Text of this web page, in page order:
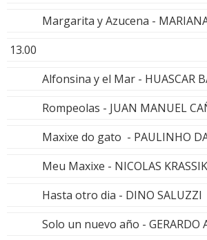
Margarita y Azucena - MARIANA
13.00
Alfonsina y el Mar - HUASCAR
Rompeolas - JUAN MANUEL
Maxixe do gato - PAULINHO
Meu Maxixe - NICOLAS KRASSIK
Hasta otro dia - DINO SALUZZI
Solo un nuevo año - GERARDO